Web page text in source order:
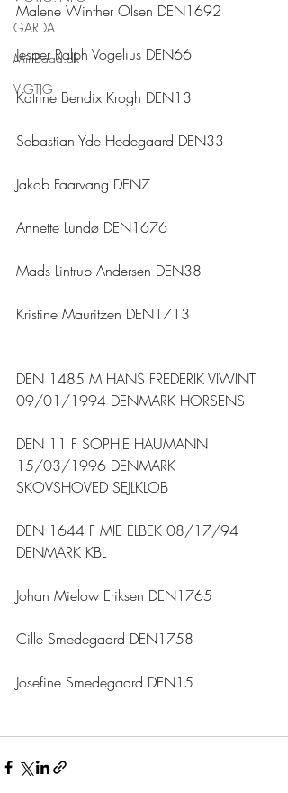
GARDA
MinBaad.dk
VIGTIG
Malene Winther Olsen DEN1692
Jesper Ralph Vogelius DEN66
Katrine Bendix Krogh DEN13
Sebastian Yde Hedegaard DEN33
Jakob Faarvang DEN7
Annette Lundø DEN1676
Mads Lintrup Andersen DEN38
Kristine Mauritzen DEN1713
DEN 1485 M HANS FREDERIK VIWINT
09/01/1994 DENMARK HORSENS
DEN 11 F SOPHIE HAUMANN
15/03/1996 DENMARK
SKOVSHOVED SEJLKLOB
DEN 1644 F MIE ELBEK 08/17/94
DENMARK KBL
Johan Mielow Eriksen DEN1765
Cille Smedegaard DEN1758
Josefine Smedegaard DEN15